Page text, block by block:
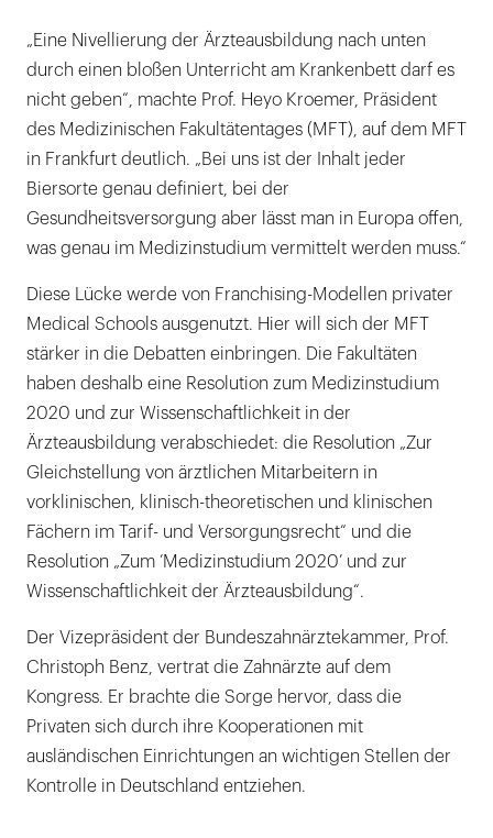
anerkannte
private
Universität
Deutschlands.
|
„Eine Nivellierung der Ärzteausbildung nach unten
durch einen bloßen Unterricht am Krankenbett darf es
nicht geben“, machte Prof. Heyo Kroemer, Präsident
des Medizinischen Fakultätentages (MFT), auf dem MFT
in Frankfurt deutlich. „Bei uns ist der Inhalt jeder
Biersorte genau definiert, bei der
Gesundheitsversorgung aber lässt man in Europa offen,
was genau im Medizinstudium vermittelt werden muss.“
Diese Lücke werde von Franchising-Modellen privater
Medical Schools ausgenutzt. Hier will sich der MFT
stärker in die Debatten einbringen. Die Fakultäten
haben deshalb eine Resolution zum Medizinstudium
2020 und zur Wissenschaftlichkeit in der
Ärzteausbildung verabschiedet: die Resolution „Zur
Gleichstellung von ärztlichen Mitarbeitern in
vorklinischen, klinisch-theoretischen und klinischen
Fächern im Tarif- und Versorgungsrecht“ und die
Resolution „Zum ’Medizinstudium 2020’ und zur
Wissenschaftlichkeit der Ärzteausbildung“.
Der Vizepräsident der Bundeszahnärztekammer, Prof.
Christoph Benz, vertrat die Zahnärzte auf dem
Kongress. Er brachte die Sorge hervor, dass die
Privaten sich durch ihre Kooperationen mit
ausländischen Einrichtungen an wichtigen Stellen der
Kontrolle in Deutschland entziehen.